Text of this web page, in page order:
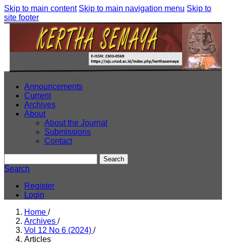
Skip to main content Skip to main navigation menu Skip to
site footer
Announcements
Current
Archives
About
About the Journal
Submissions
Contact
Search
Search
Register
Login
Home /
Archives /
Vol 12 No 6 (2024) /
Articles